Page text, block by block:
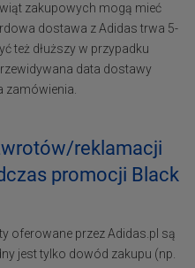
zakupowych mogą mieć
dostawa z Adidas trwa 5-
też dłuższy w przypadku
data dostawy
zamówienia.
reklamacji
promocji Black
oferowane przez Adidas.pl są
jest tylko dowód zakupu (np.